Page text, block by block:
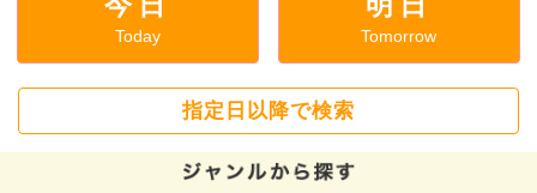
Today Tomorrow
指定日以降で検索